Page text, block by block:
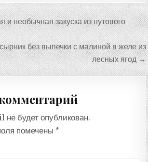
необычная закуска из нутового
без выпечки с малиной в желе из
лесных ягод →
будет опубликован.
помечены *